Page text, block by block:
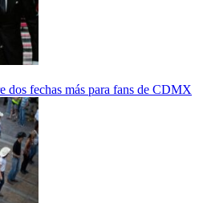
dos fechas más para fans de CDMX